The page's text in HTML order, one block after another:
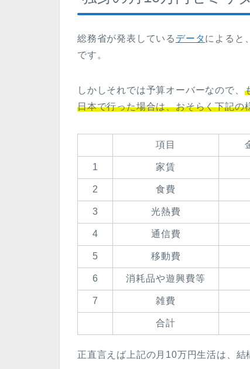
総務省が発表している データによると、
です。
しかしそれでは予算オーバーなので、
日本で行った場合は、おそらく下記の
項目
1 家賃
2 食費
3 光熱費
4 通信費
5 移動費
6 消耗品や遊興費等
7 雑費
合計
正直言えば上記の月10万円生活は、結